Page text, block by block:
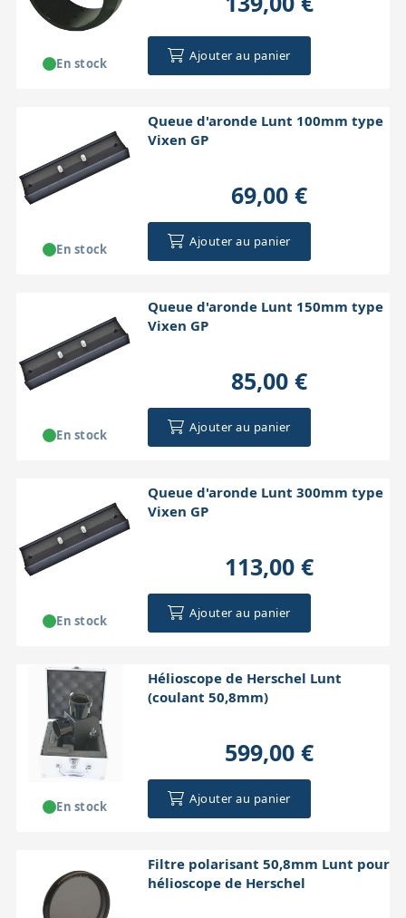
Accessoires pour montures
Têtes
Pièces détachées
Ajouter au panier
En stock
Queue d'aronde Lunt 100mm type
Vixen GP
69,00 €
Ajouter au panier
En stock
Queue d'aronde Lunt 150mm type
Vixen GP
85,00 €
Ajouter au panier
En stock
Queue d'aronde Lunt 300mm type
Vixen GP
113,00 €
Ajouter au panier
En stock
Hélioscope de Herschel Lunt
(coulant 50,8mm)
599,00 €
Ajouter au panier
En stock
Filtre polarisant 50,8mm Lunt pour
hélioscope de Herschel